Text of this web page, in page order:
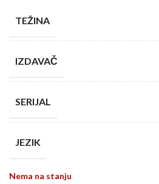
TEŽINA
IZDAVAČ
SERIJAL
JEZIK
Nema na stanju